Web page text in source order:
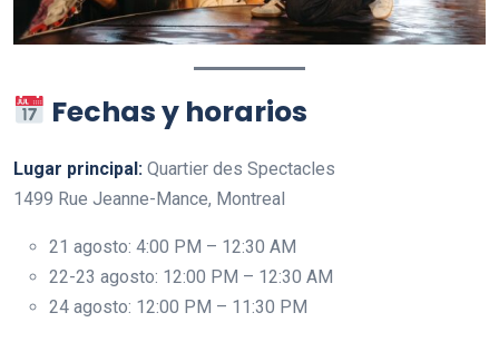
Fechas y horarios
Lugar principal: Quartier des Spectacles
1499 Rue Jeanne-Mance, Montreal
21 agosto: 4:00 PM – 12:30 AM
22-23 agosto: 12:00 PM – 12:30 AM
24 agosto: 12:00 PM – 11:30 PM